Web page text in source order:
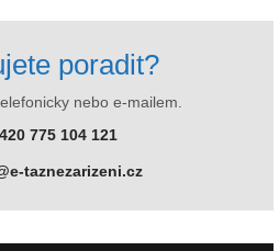
poradit?
nebo e-mailem.
775 104 121
taznezarizeni.cz